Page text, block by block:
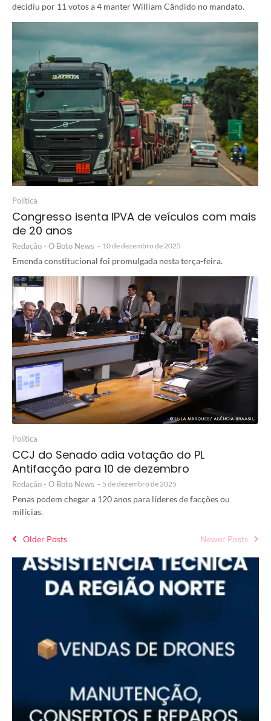
decidiu por 11 votos a 4 manter William Cândido no mandato.
Política
Congresso isenta IPVA de veículos com mais
de 20 anos
Redação - O Boto News - 10 de dezembro de 2025
Emenda constitucional foi promulgada nesta terça-feira.
Política
CCJ do Senado adia votação do PL
Antifacção para 10 de dezembro
Redação - O Boto News - 5 de dezembro de 2025
Penas podem chegar a 120 anos para líderes de facções ou
milícias.
Older Posts Newer Posts